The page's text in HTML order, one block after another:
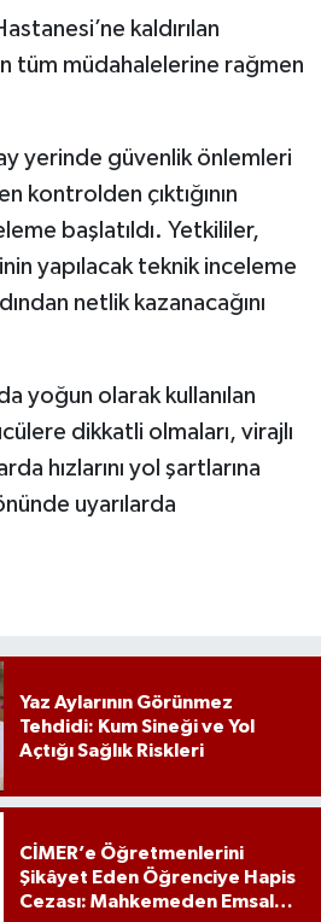
kaldırılan
tüm müdahalelerine rağmen
yerinde güvenlik önlemleri
kontrolden çıktığının
başlatıldı. Yetkililer,
yapılacak teknik inceleme
netlik kazanacağını
yoğun olarak kullanılan
dikkatli olmaları, virajlı
hızlarını yol şartlarına
uyarılarda
Yaz Aylarının Görünmez
Tehdidi: Kum Sineği ve Yol
Açtığı Sağlık Riskleri
CİMER’e Öğretmenlerini
Şikâyet Eden Öğrenciye Hapis
Cezası: Mahkemeden Emsal